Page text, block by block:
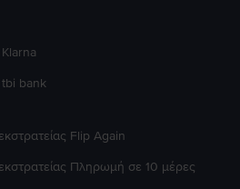
bank
Flip Again
Πληρωμή σε 10 μέρες